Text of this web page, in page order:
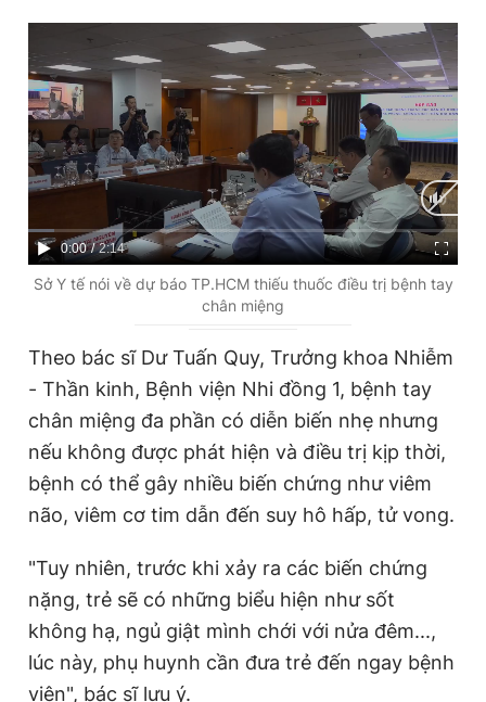
C
u
e
T
e
0:00 / D
u
a
i
n
2:14
Sở Y tế nói về dự báo TP.HCM thiếu thuốc điều trị bệnh tay
chân miệng
Theo bác sĩ Dư Tuấn Quy, Trưởng khoa Nhiễm
- Thần kinh, Bệnh viện Nhi đồng 1, bệnh tay
chân miệng đa phần có diễn biến nhẹ nhưng
nếu không được phát hiện và điều trị kịp thời,
bệnh có thể gây nhiều biến chứng như viêm
não, viêm cơ tim dẫn đến suy hô hấp, tử vong.
"Tuy nhiên, trước khi xảy ra các biến chứng
nặng, trẻ sẽ có những biểu hiện như sốt
không hạ, ngủ giật mình chới với nửa đêm...,
lúc này, phụ huynh cần đưa trẻ đến ngay bệnh
viện", bác sĩ lưu ý.